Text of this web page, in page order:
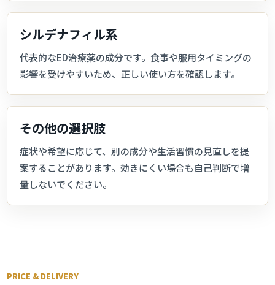
シルデナフィル系
代表的なED治療薬の成分です。食事や服用タイミングの
影響を受けやすいため、正しい使い方を確認します。
その他の選択肢
症状や希望に応じて、別の成分や生活習慣の見直しを提
案することがあります。効きにくい場合も自己判断で増
量しないでください。
PRICE & DELIVERY